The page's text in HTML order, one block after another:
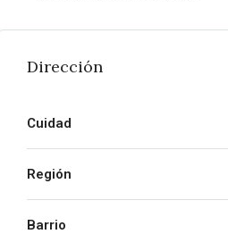
Dirección
Cuidad
Región
Barrio